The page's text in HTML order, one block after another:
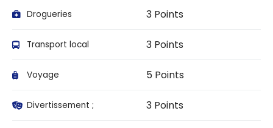
Drogueries 3 Points
Transport local 3 Points
Voyage 5 Points
Divertissement ; 3 Points